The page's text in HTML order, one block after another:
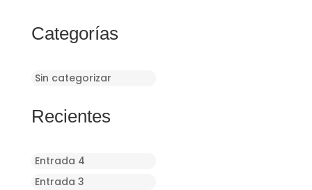
Categorías
Sin categorizar
Recientes
Entrada 4
Entrada 3